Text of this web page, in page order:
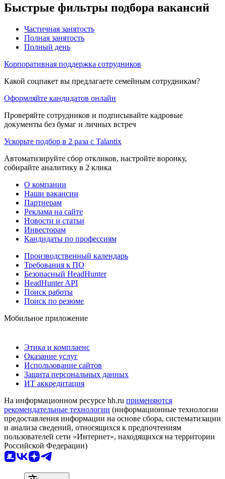
Быстрые фильтры подбора вакансий
Частичная занятость
Полная занятость
Полный день
Корпоративная поддержка сотрудников
Какой соцпакет вы предлагаете семейным сотрудникам?
Оформляйте кандидатов онлайн
Проверяйте сотрудников и подписывайте кадровые
документы без бумаг и личных встреч
Ускорьте подбор в 2 раза с Talantix
Автоматизируйте сбор откликов, настройте воронку,
собирайте аналитику в 2 клика
О компании
Наши вакансии
Партнерам
Реклама на сайте
Новости и статьи
Инвесторам
Кандидаты по профессиям
Производственный календарь
Требования к ПО
Безопасный HeadHunter
HeadHunter API
Поиск работы
Поиск по резюме
Мобильное приложение
Этика и комплаенс
Оказание услуг
Использование сайтов
Защита персональных данных
ИТ аккредитация
На информационном ресурсе hh.ru применяются
рекомендательные технологии (информационные технологии
предоставления информации на основе сбора, систематизации
и анализа сведений, относящихся к предпочтениям
пользователей сети «Интернет», находящихся на территории
Российской Федерации)